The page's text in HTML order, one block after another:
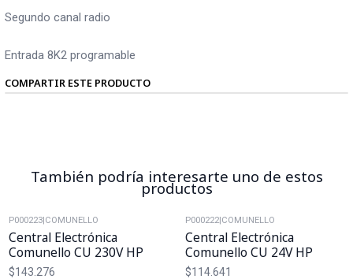
Segundo canal radio
Entrada 8K2 programable
COMPARTIR ESTE PRODUCTO
También podría interesarte uno de estos
productos
P000223|COMUNELLO
Central Electrónica
Comunello CU 230V HP
$143.276
P000222|COMUNELLO
Central Electrónica
Comunello CU 24V HP
$114.641